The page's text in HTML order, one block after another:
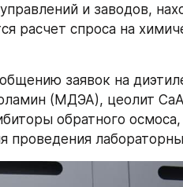
и заводов,
расчет спроса на
заявок на
(МДЭА), цеолит
обратного
проведения